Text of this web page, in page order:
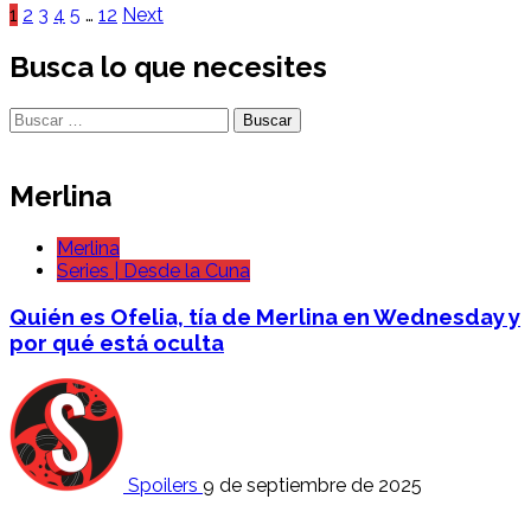
Paginación
de
entradas
1 2 3 4 5 … 12 Next
Busca lo que necesites
Buscar:
Merlina
Merlina
Series | Desde la Cuna
Quién es Ofelia, tía de Merlina en Wednesday y
por qué está oculta
Spoilers 9 de septiembre de 2025